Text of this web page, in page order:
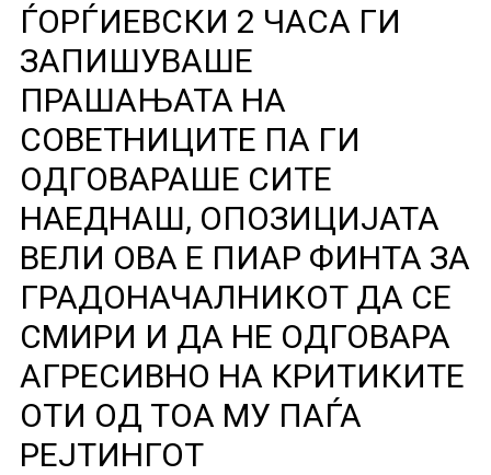
ЃОРЃИЕВСКИ 2 ЧАСА ГИ
ЗАПИШУВАШЕ
ПРАШАЊАТА НА
СОВЕТНИЦИТЕ ПА ГИ
ОДГОВАРАШЕ СИТЕ
НАЕДНАШ, ОПОЗИЦИЈАТА
ВЕЛИ ОВА Е ПИАР ФИНТА ЗА
ГРАДОНАЧАЛНИКОТ ДА СЕ
СМИРИ И ДА НЕ ОДГОВАРА
АГРЕСИВНО НА КРИТИКИТЕ
ОТИ ОД ТОА МУ ПАЃА
РЕЈТИНГОТ